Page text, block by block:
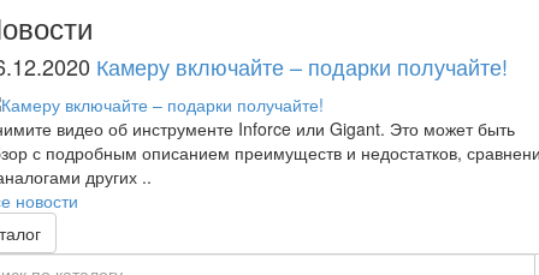
Камеру включайте – подарки получайте!
видео об инструменте Inforce или Gigant. Это может быть
с подробным описанием преимуществ и недостатков,
других ..
новости